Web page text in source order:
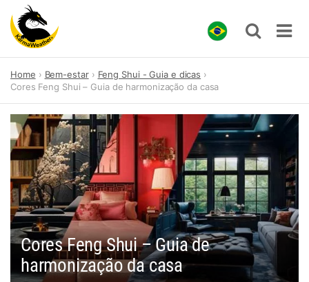
content
Home Bem-estar
Feng Shui - Guia e dicas
Cores Feng Shui – Guia de harmonização da casa
Cores Feng Shui – Guia de
harmonização da casa